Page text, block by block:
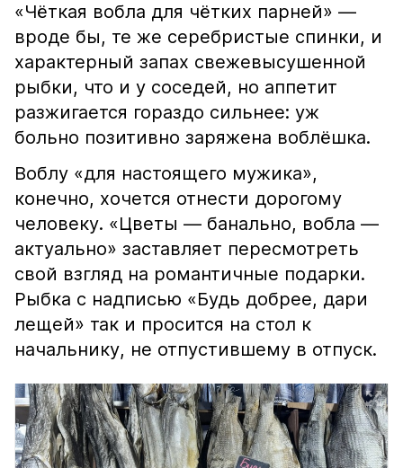
«Чёткая вобла для чётких парней» —
вроде бы, те же серебристые спинки, и
характерный запах свежевысушенной
рыбки, что и у соседей, но аппетит
разжигается гораздо сильнее: уж
больно позитивно заряжена воблёшка.
Воблу «для настоящего мужика»,
конечно, хочется отнести дорогому
человеку. «Цветы — банально, вобла —
актуально» заставляет пересмотреть
свой взгляд на романтичные подарки.
Рыбка с надписью «Будь добрее, дари
лещей» так и просится на стол к
начальнику, не отпустившему в отпуск.